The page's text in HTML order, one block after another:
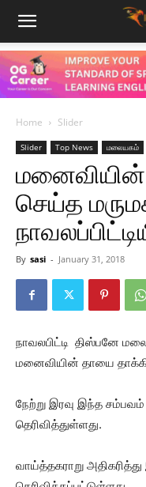
Home Slider
Slider Top News மலையகம்
செய்த
By sasi - January 31, 2018
நாவலபிட்டி திஸ்பனே
மனைவியின் தாயை
நேற்று இரவு இந்த
தெரிவித்துள்ளது.
வாய்த்தகராறு